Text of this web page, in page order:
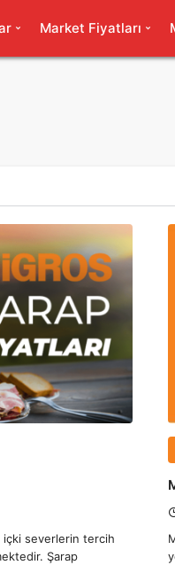
Market Fiyatları
içki severlerin tercih
Şarap